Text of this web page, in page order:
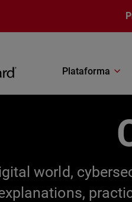
Plataforma
world,